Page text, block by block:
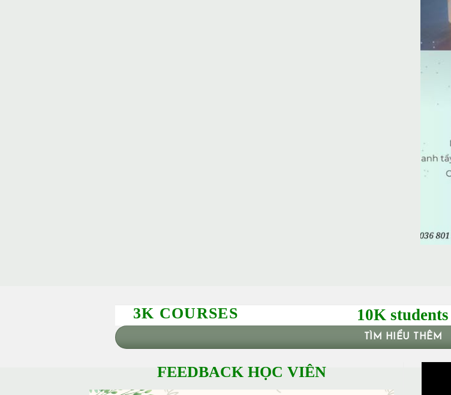
3K COURSES 10K students
TÌM HIỂU THÊM
FEEDBACK HỌC VIÊN